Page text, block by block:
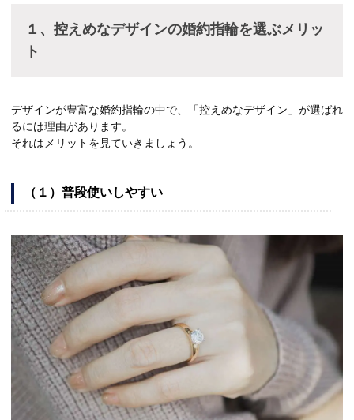
１、控えめなデザインの婚約指輪を選ぶメリッ
ト
デザインが豊富な婚約指輪の中で、「控えめなデザイン」が選ばれ
るには理由があります。
それはメリットを見ていきましょう。
（１）普段使いしやすい